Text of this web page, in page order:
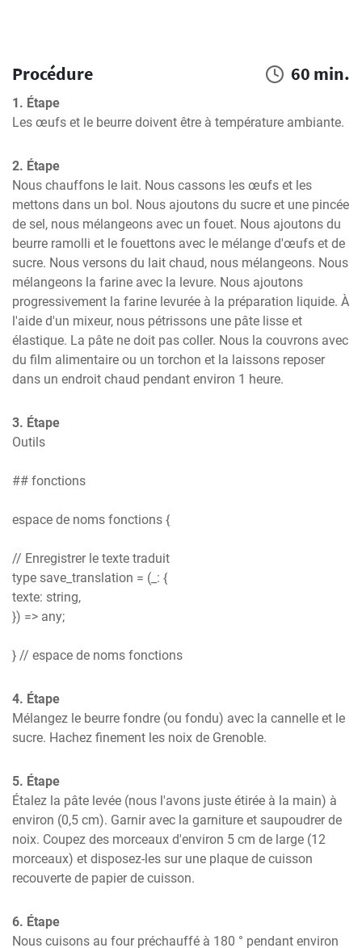
Procédure 60 min.
1. Étape
Les œufs et le beurre doivent être à température ambiante.
2. Étape
Nous chauffons le lait. Nous cassons les œufs et les
mettons dans un bol. Nous ajoutons du sucre et une pincée
de sel, nous mélangeons avec un fouet. Nous ajoutons du
beurre ramolli et le fouettons avec le mélange d'œufs et de
sucre. Nous versons du lait chaud, nous mélangeons. Nous
mélangeons la farine avec la levure. Nous ajoutons
progressivement la farine levurée à la préparation liquide. À
l'aide d'un mixeur, nous pétrissons une pâte lisse et
élastique. La pâte ne doit pas coller. Nous la couvrons avec
du film alimentaire ou un torchon et la laissons reposer
dans un endroit chaud pendant environ 1 heure.
3. Étape
Outils
## fonctions
espace de noms fonctions {
// Enregistrer le texte traduit
type save_translation = (_: {
texte: string,
}) => any;
} // espace de noms fonctions
4. Étape
Mélangez le beurre fondre (ou fondu) avec la cannelle et le
sucre. Hachez finement les noix de Grenoble.
5. Étape
Étalez la pâte levée (nous l'avons juste étirée à la main) à
environ (0,5 cm). Garnir avec la garniture et saupoudrer de
noix. Coupez des morceaux d'environ 5 cm de large (12
morceaux) et disposez-les sur une plaque de cuisson
recouverte de papier de cuisson.
6. Étape
Nous cuisons au four préchauffé à 180 ° pendant environ